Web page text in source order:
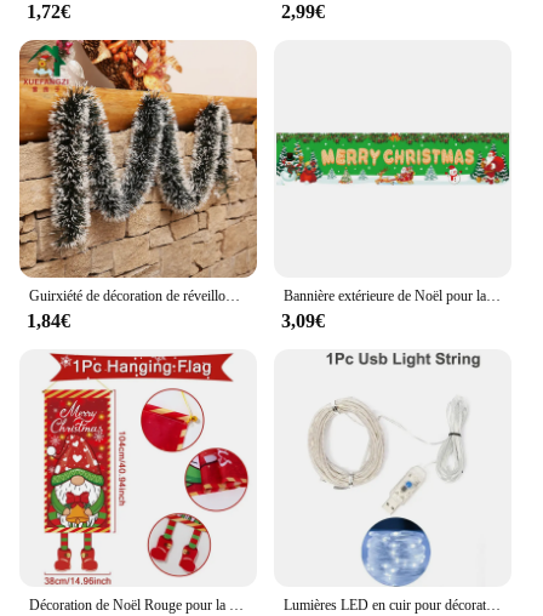
1,72€ 2,99€
Guirxiété de décoration de réveillon de Noël, barre, ruban en Y, arbre de Noël, ornements de cuisine, accessoire de décoration de fête de mariage, 1PC, 2M
1,84€
Bannière extérieure de Noël pour la décoration de la maison, bonne sensation, ornements de Noël, cadeaux de Noël, Noel Natal, bonne année, 2022, 2023
3,09€
Décoration de Noël Rouge pour la Maison, Ornements de ix, Cadeaux de Nouvel An, 2024, 2025 Lumières LED en cuir pour décorations d'arbre de Noël, joyeux Noël, décorations pour la maison, Noël, nouvel an, 2024, 2025, 5 m, 10m